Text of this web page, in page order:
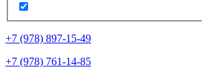
+7 (978) 897-15-49
+7 (978) 761-14-85